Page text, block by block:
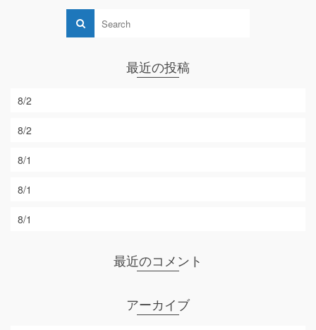
最近の投稿
8/2
8/2
8/1
8/1
8/1
最近のコメント
アーカイブ